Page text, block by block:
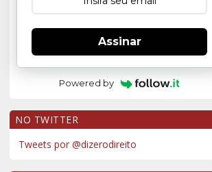
Assinar
Powered by
NO TWITTER
Tweets por @dizerodireito